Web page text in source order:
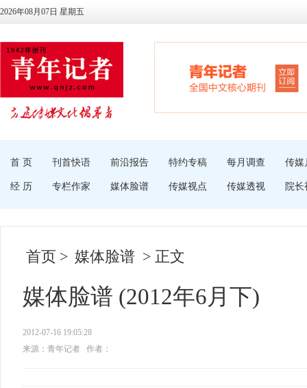
2026年08月07日 星期五
首 页 刊首快语 前沿报告 特约专稿 每月调查 传媒
经 历 专栏作家 媒体脸谱 传媒视点 传媒透视 院长
首页 > 媒体脸谱 > 正文
媒体脸谱 (2012年6月下)
2012-07-16 19:05:28
来源：青年记者
作者：